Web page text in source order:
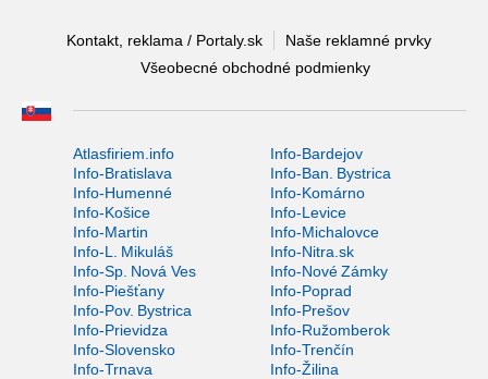
Kontakt, reklama / Portaly.sk
Naše reklamné prvky
Všeobecné obchodné podmienky
Atlasfiriem.info
Info-Bardejov
Info-Bratislava
Info-Ban. Bystrica
Info-Humenné
Info-Komárno
Info-Košice
Info-Levice
Info-Martin
Info-Michalovce
Info-L. Mikuláš
Info-Nitra.sk
Info-Sp. Nová Ves
Info-Nové Zámky
Info-Piešťany
Info-Poprad
Info-Pov. Bystrica
Info-Prešov
Info-Prievidza
Info-Ružomberok
Info-Slovensko
Info-Trenčín
Info-Trnava
Info-Žilina